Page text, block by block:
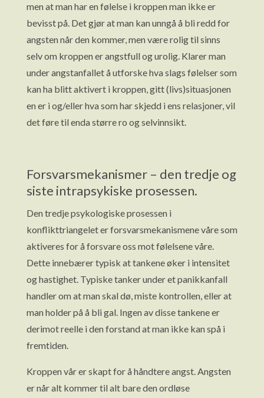
men at man har en følelse i kroppen man ikke er
bevisst på. Det gjør at man kan unngå å bli redd for
angsten når den kommer, men være rolig til sinns
selv om kroppen er angstfull og urolig. Klarer man
under angstanfallet å utforske hva slags følelser som
kan ha blitt aktivert i kroppen, gitt (livs)situasjonen
en er i og/eller hva som har skjedd i ens relasjoner, vil
det føre til enda større ro og selvinnsikt.
Forsvarsmekanismer – den tredje og
siste intrapsykiske prosessen.
Den tredje psykologiske prosessen i
konflikttriangelet er forsvarsmekanismene våre som
aktiveres for å forsvare oss mot følelsene våre.
Dette innebærer typisk at tankene øker i intensitet
og hastighet. Typiske tanker under et panikkanfall
handler om at man skal dø, miste kontrollen, eller at
man holder på å bli gal. Ingen av disse tankene er
derimot reelle i den forstand at man ikke kan spå i
fremtiden.
Kroppen vår er skapt for å håndtere angst. Angsten
er når alt kommer til alt bare den ordløse